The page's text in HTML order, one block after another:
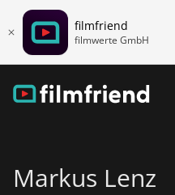
filmfriend
filmwerte GmbH
Markus Lenz